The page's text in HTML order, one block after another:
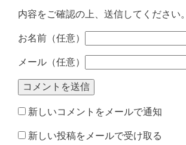
内容をご確認の上、送信してください。
お名前（任意）
メール（任意）
新しいコメントをメールで通知
新しい投稿をメールで受け取る